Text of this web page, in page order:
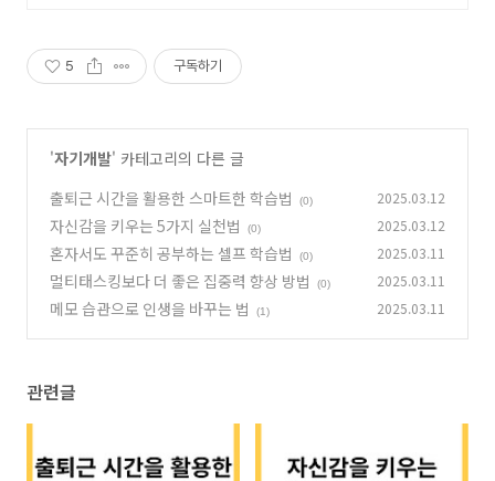
5 구독하기
'자기개발' 카테고리의 다른 글
출퇴근 시간을 활용한 스마트한 학습법
(0) 2025.03.12
자신감을 키우는 5가지 실천법 (0) 2025.03.12
혼자서도 꾸준히 공부하는 셀프 학습법 (0) 2025.03.11
멀티태스킹보다 더 좋은 집중력 향상 방법 (0) 2025.03.11
메모 습관으로 인생을 바꾸는 법 (1) 2025.03.11
관련글